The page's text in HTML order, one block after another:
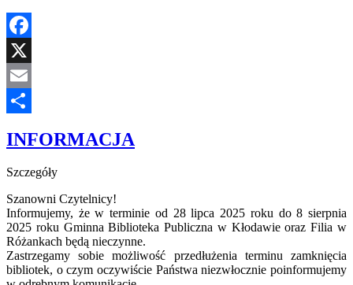
Facebook
X
Email
INFORMACJA
Szczegóły
Szanowni Czytelnicy!
Informujemy, że w terminie od 28 lipca 2025 roku do 8 sierpnia
2025 roku Gminna Biblioteka Publiczna w Kłodawie oraz Filia w
Różankach będą nieczynne.
Zastrzegamy sobie możliwość przedłużenia terminu zamknięcia
bibliotek, o czym oczywiście Państwa niezwłocznie poinformujemy